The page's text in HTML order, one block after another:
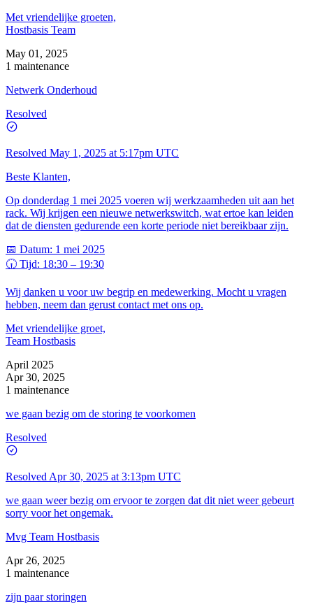
Met vriendelijke groeten,
Hostbasis Team
May 01, 2025
1 maintenance
Netwerk Onderhoud
Resolved
Resolved May 1, 2025 at 5:17pm UTC
Beste Klanten,
Op donderdag 1 mei 2025 voeren wij werkzaamheden uit aan het
rack. Wij krijgen een nieuwe netwerkswitch, wat ertoe kan leiden
dat de diensten gedurende een korte periode niet bereikbaar zijn.
📅 Datum: 1 mei 2025
🕡 Tijd: 18:30 – 19:30
Wij danken u voor uw begrip en medewerking. Mocht u vragen
hebben, neem dan gerust contact met ons op.
Met vriendelijke groet,
Team Hostbasis
April 2025
Apr 30, 2025
1 maintenance
we gaan bezig om de storing te voorkomen
Resolved
Resolved Apr 30, 2025 at 3:13pm UTC
we gaan weer bezig om ervoor te zorgen dat dit niet weer gebeurt
sorry voor het ongemak.
Mvg Team Hostbasis
Apr 26, 2025
1 maintenance
zijn paar storingen